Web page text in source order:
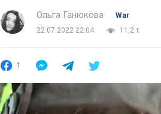
Ольга Ганюкова
War
22.07.2022 22:04
11,2 т.
1